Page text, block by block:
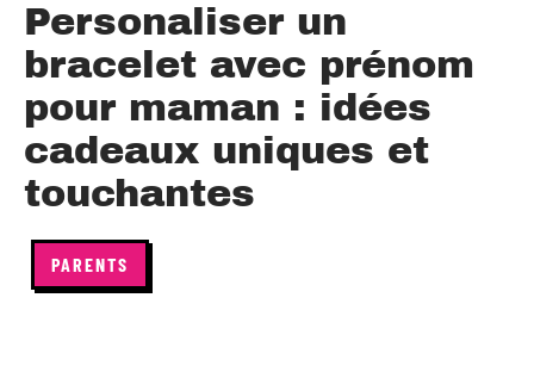
Personaliser un
bracelet avec prénom
pour maman : idées
cadeaux uniques et
touchantes
PARENTS